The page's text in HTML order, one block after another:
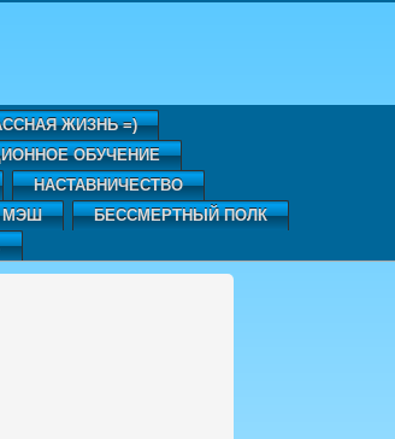
ЖИЗНЬ =)
ОБУЧЕНИЕ
НАСТАВНИЧЕСТВО
МЭШ
БЕССМЕРТНЫЙ ПОЛК